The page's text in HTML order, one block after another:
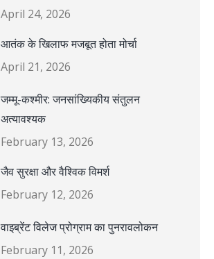
April 24, 2026
आतंक के खिलाफ मजबूत होता मोर्चा
April 21, 2026
जम्मू-कश्मीर: जनसांख्यिकीय संतुलन
अत्यावश्यक
February 13, 2026
जैव सुरक्षा और वैश्विक विमर्श
February 12, 2026
वाइब्रेंट विलेज प्रोग्राम का पुनरावलोकन
February 11, 2026